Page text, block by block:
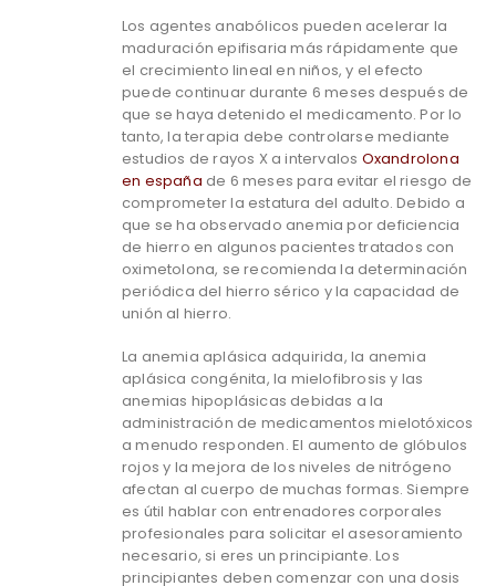
Los agentes anabólicos pueden acelerar la
maduración epifisaria más rápidamente que
el crecimiento lineal en niños, y el efecto
puede continuar durante 6 meses después de
que se haya detenido el medicamento. Por lo
tanto, la terapia debe controlarse mediante
estudios de rayos X a intervalos Oxandrolona
en españa de 6 meses para evitar el riesgo de
comprometer la estatura del adulto. Debido a
que se ha observado anemia por deficiencia
de hierro en algunos pacientes tratados con
oximetolona, se recomienda la determinación
periódica del hierro sérico y la capacidad de
unión al hierro.
La anemia aplásica adquirida, la anemia
aplásica congénita, la mielofibrosis y las
anemias hipoplásicas debidas a la
administración de medicamentos mielotóxicos
a menudo responden. El aumento de glóbulos
rojos y la mejora de los niveles de nitrógeno
afectan al cuerpo de muchas formas. Siempre
es útil hablar con entrenadores corporales
profesionales para solicitar el asesoramiento
necesario, si eres un principiante. Los
principiantes deben comenzar con una dosis